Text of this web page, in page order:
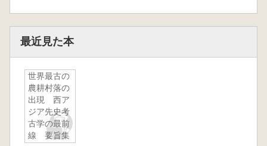
最近見た本
世界最古の
農耕村落の
出現 西ア
ジア先史考
古学の最前
線 要旨集